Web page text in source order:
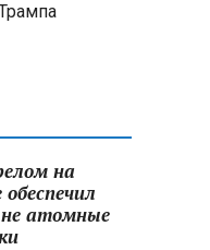
на
атомные